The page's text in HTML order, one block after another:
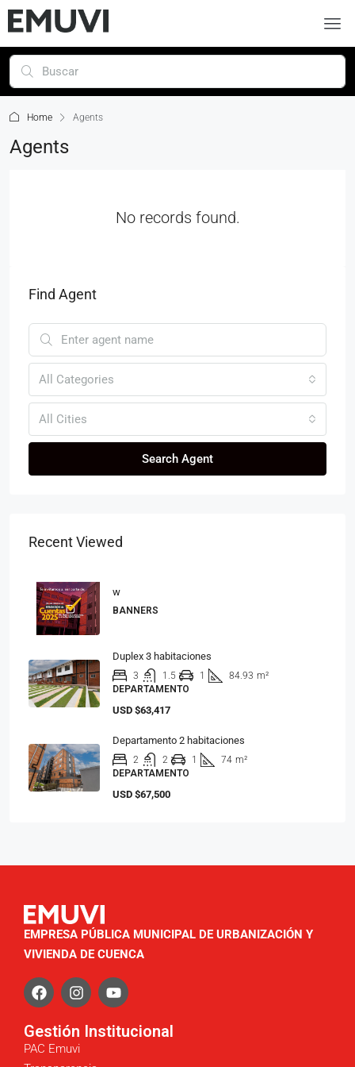
Home Agents
Agents
No records found.
Find Agent
All Categories
All Cities
Search Agent
Recent Viewed
w
BANNERS
Duplex 3 habitaciones
3 1.5 1 84.93 m²
DEPARTAMENTO
USD $63,417
Departamento 2 habitaciones
2 2 1 74 m²
DEPARTAMENTO
USD $67,500
EMPRESA PÚBLICA MUNICIPAL DE URBANIZACIÓN Y
VIVIENDA DE CUENCA
Gestión Institucional
PAC Emuvi